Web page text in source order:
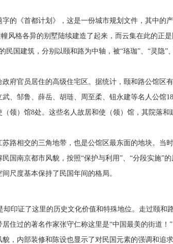
的《首都计划》，这是一份城市规划文件，其中的
格各异的别墅陆续建造了起来，而云集在此的正
国建筑，分别以颐和路为中轴，被“珞珈”、“灵隐”
府官员居住的高级住宅区。据统计，颐和路公馆区
、邹鲁、薛岳、胡琏、周至柔、钮永建等名人公馆
领）馆8处。这些名人故居和使（领）馆，其院落和
路相交的三角地带，也是公馆区最东面的地块。当
国南京都市风貌，按照“保护与利用”、“分段实施”
尺度基本保持了民国年间的格局。
印证了这里的历史文化价值和特殊地位。走过颐和
住过的著名作家张守仁称这里是“中国最美的街道！”
，内部装修和陈设也显示了对民国元素的强调和追